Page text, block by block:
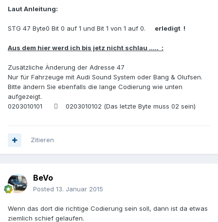
Laut Anleitung:
STG 47 Byte0 Bit 0 auf 1 und Bit 1 von 1 auf 0. erledigt !
Aus dem hier werd ich bis jetz nicht schlau ..... :
Zusätzliche Änderung der Adresse 47
Nur für Fahrzeuge mit Audi Sound System oder Bang & Olufsen.
Bitte ändern Sie ebenfalls die lange Codierung wie unten
aufgezeigt.
0203010101  0203010102 (Das letzte Byte muss 02 sein)
Zitieren
BeVo
Posted 13. Januar 2015
Wenn das dort die richtige Codierung sein soll, dann ist da etwas
ziemlich schief gelaufen.